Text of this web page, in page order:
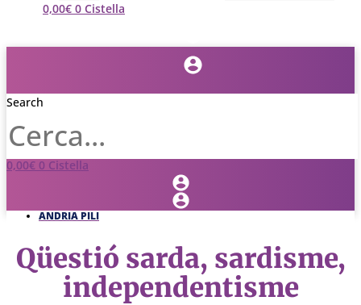
0,00€ 0 Cistella
Search
0,00€ 0 Cistella
ANDRIA PILI
Qüestió sarda, sardisme,
independentisme